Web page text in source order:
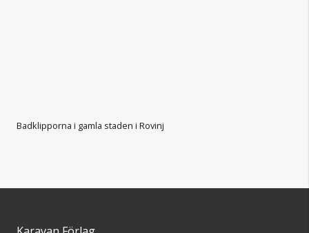
Badklipporna i gamla staden i Rovinj